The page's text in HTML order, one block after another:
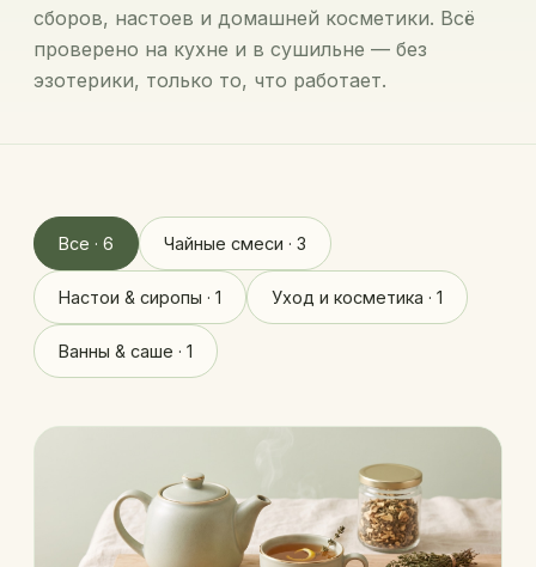
сборов, настоев и домашней косметики. Всё
проверено на кухне и в сушильне — без
эзотерики, только то, что работает.
Все · 6 Чайные смеси · 3
Настои & сиропы · 1 Уход и косметика · 1
Ванны & саше · 1